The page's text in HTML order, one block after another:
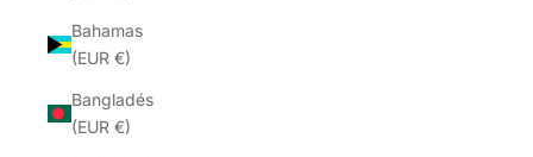
Bahamas
(EUR €)
Bangladés
(EUR €)